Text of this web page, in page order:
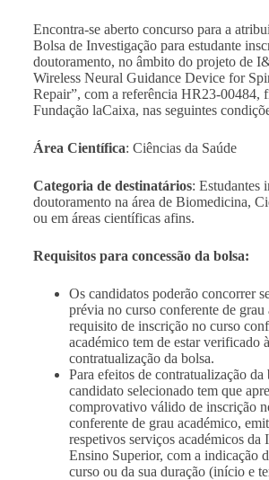
Encontra-se aberto concurso para a
Bolsa de Investigação para estudante
doutoramento, no âmbito do projeto de
Wireless Neural Guidance Device for
Repair”, com a referência HR23-00484,
Fundação laCaixa, nas seguintes
Área Científica: Ciências da Saúde
Categoria de destinatários: Estudantes
doutoramento na área de Biomedicina,
ou em áreas científicas afins.
Requisitos para concessão da bolsa:
Os candidatos poderão concorrer
prévia no curso conferente de grau
requisito de inscrição no curso
académico tem de estar verificado
contratualização da bolsa.
Para efeitos de contratualização da
candidato selecionado tem que
comprovativo válido de inscrição
conferente de grau académico,
respetivos serviços académicos da
Ensino Superior, com a indicação
curso ou da sua duração (início e